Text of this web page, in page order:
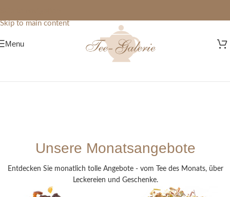
Skip to main content
Menu
Unsere Monatsangebote
Entdecken Sie monatlich tolle Angebote - vom Tee des Monats, über
Leckereien und Geschenke.